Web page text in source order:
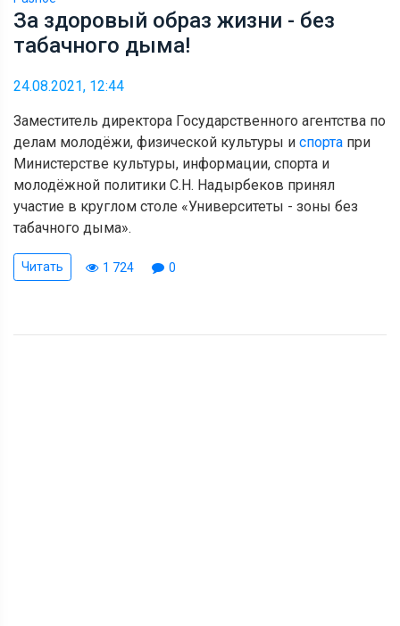
За здоровый образ жизни - без
табачного дыма!
24.08.2021, 12:44
Заместитель директора Государственного агентства по
делам молодёжи, физической культуры и спорта при
Министерстве культуры, информации, спорта и
молодёжной политики С.Н. Надырбеков принял
участие в круглом столе «Университеты - зоны без
табачного дыма».
Читать 1 724 0